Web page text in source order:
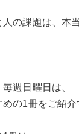
人の課題は、本
毎週日曜日は、
めの1冊をご紹